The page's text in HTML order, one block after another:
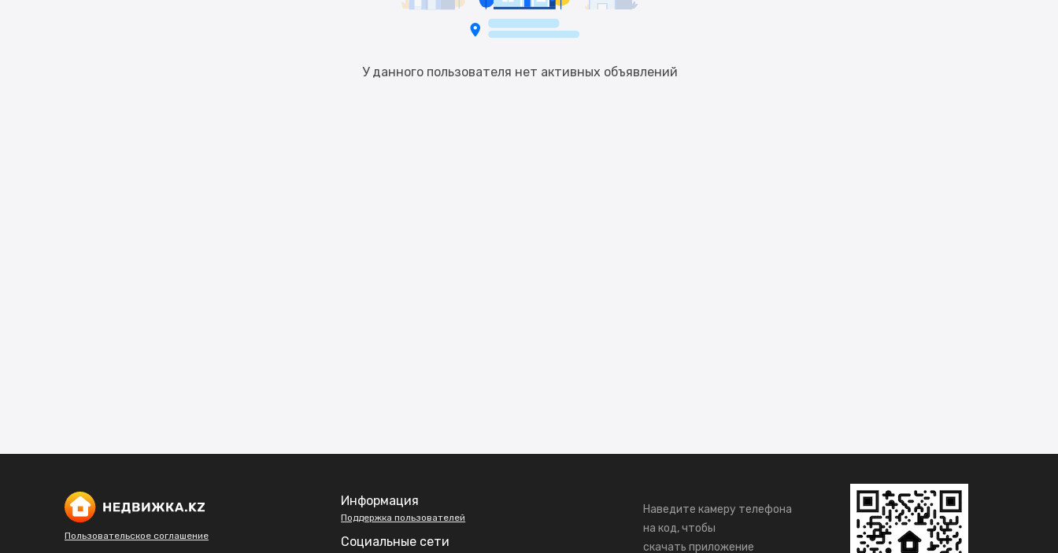
У данного пользователя нет активных объявлений
Пользовательское соглашение
Информация
Поддержка пользователей
Социальные сети
Наведите камеру телефона
на код, чтобы
скачать приложение